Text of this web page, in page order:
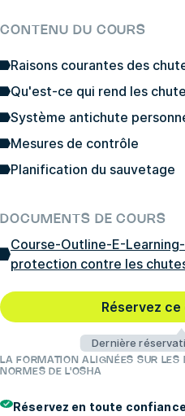
CONTENU DU COURS
Raisons courantes des
Qu'est-ce qui rend les
Système antichute
Mesures de contrôle
Planification du sauvetage
DOCUMENTS DE COURS
Course-Outline-E-
protection contre les
Réservez
Dernière
LA FORMATION ALIGNÉES SUR LES
NORMES DE L'OSHA
Réservez en toute